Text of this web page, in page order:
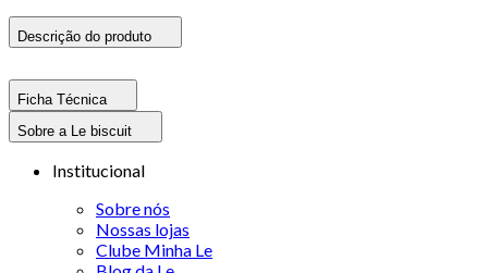
Descrição do produto
Ficha Técnica
Sobre a Le biscuit
Institucional
Sobre nós
Nossas lojas
Clube Minha Le